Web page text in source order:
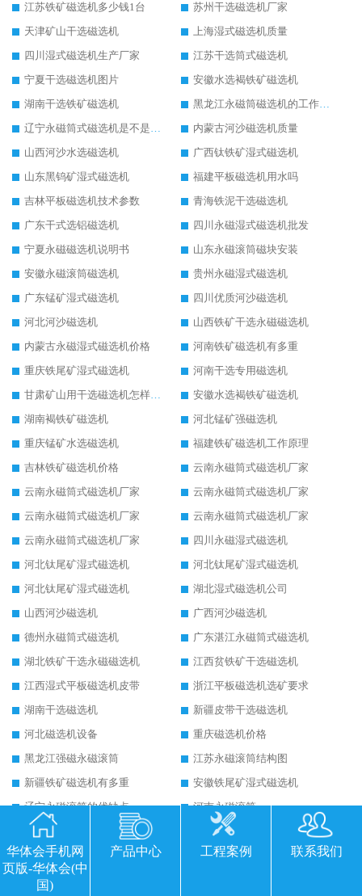
江苏铁矿磁选机多少钱1台
苏州干选磁选机厂家
天津矿山干选磁选机
上海湿式磁选机质量
四川湿式磁选机生产厂家
江苏干选筒式磁选机
宁夏干选磁选机图片
安徽水选褐铁矿磁选机
湖南干选铁矿磁选机
黑龙江永磁筒磁选机的工作原理
辽宁永磁筒式磁选机是不是强磁
内蒙古河沙磁选机质量
山西河沙水选磁选机
广西钛铁矿湿式磁选机
山东黑钨矿湿式磁选机
福建平板磁选机用水吗
吉林平板磁选机技术参数
青海铁泥干选磁选机
广东干式选铝磁选机
四川永磁湿式磁选机批发
宁夏永磁磁选机说明书
山东永磁滚筒磁块安装
安徽永磁滚筒磁选机
贵州永磁湿式磁选机
广东锰矿湿式磁选机
四川优质河沙磁选机
河北河沙磁选机
山西铁矿干选永磁磁选机
内蒙古永磁湿式磁选机价格
河南铁矿磁选机有多重
重庆铁尾矿湿式磁选机
河南干选专用磁选机
甘肃矿山用干选磁选机怎样调磁
安徽水选褐铁矿磁选机
湖南褐铁矿磁选机
河北锰矿强磁选机
重庆锰矿水选磁选机
福建铁矿磁选机工作原理
吉林铁矿磁选机价格
云南永磁筒式磁选机厂家
云南永磁筒式磁选机厂家
云南永磁筒式磁选机厂家
云南永磁筒式磁选机厂家
云南永磁筒式磁选机厂家
云南永磁筒式磁选机厂家
四川永磁湿式磁选机
河北钛尾矿湿式磁选机
河北钛尾矿湿式磁选机
河北钛尾矿湿式磁选机
湖北湿式磁选机公司
山西河沙磁选机
广西河沙磁选机
德州永磁筒式磁选机
广东湛江永磁筒式磁选机
湖北铁矿干选永磁磁选机
江西贫铁矿干选磁选机
江西湿式平板磁选机皮带
浙江平板磁选机选矿要求
湖南干选磁选机
新疆皮带干选磁选机
河北磁选机设备
重庆磁选机价格
黑龙江强磁永磁滚筒
江苏永磁滚筒结构图
新疆铁矿磁选机有多重
安徽铁尾矿湿式磁选机
辽宁永磁滚筒的优缺点
河南永磁滚筒
河南顺流磁选机工作原理视频
河北顺流式磁选机
贵州履带式干选磁选机
邢台干选铁矿磁选机厂
贺州永磁筒式磁选机
华体会手机网
页版-华体会(中
国)
产品中心 工程案例 联系我们